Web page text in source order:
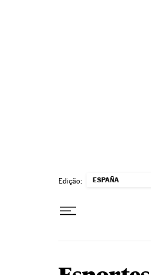
Edição: ESPAÑA